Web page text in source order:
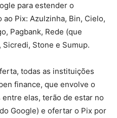
para estender o
Pix: Azulzinha, Bin, Cielo,
Pagbank, Rede (que
Sicredi, Stone e Sumup.
todas as instituições
finance, que envolve o
elas, terão de estar no
Google) e ofertar o Pix por